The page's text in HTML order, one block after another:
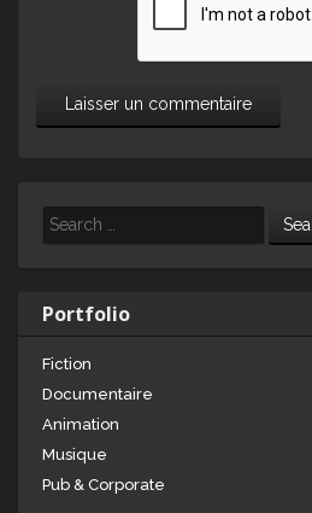
Search
Portfolio
Fiction
Documentaire
Animation
Musique
Pub & Corporate